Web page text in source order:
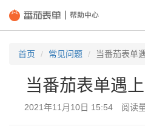
首页 常见问题 当番茄表单
当番茄表单遇
2021年11月10日 15:54 阅读